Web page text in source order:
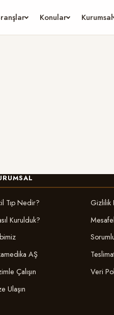
Konular Kurumsal
Tıp Nedir?
Kurulduk?
AŞ
Çalışın
Ulaşın
Gizlilik
Veri